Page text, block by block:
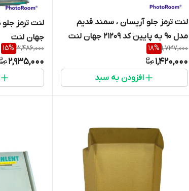
لنت ترمز جلو آریسان ، سمند قدیم
مدل 90 به پایین کد 21209 جهان لنت
1,737,000
18%
1,420,000
افزودن به سبد
جهان لنت
3,486,000
15%
2,935,000